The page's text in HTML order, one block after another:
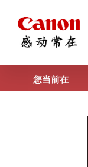
您当前在